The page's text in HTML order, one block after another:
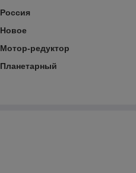
Россия
Новое
Мотор-редуктор
Планетарный